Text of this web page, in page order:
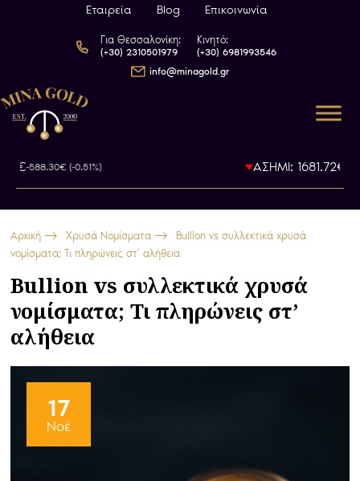
Εταιρεία Blog Επικοινωνία
Για Θεσσαλονίκη:
(+30) 2310501979
Κινητό:
(+30) 6981993546
info@minagold.gr
-588.30€ (-0.51%) ΑΣΗΜΙ: 1681.72€-18.07€
Αρχική Χρυσά Νομίσματα
Bullion vs συλλεκτικά χρυσά
νομίσματα; Τι πληρώνεις στ’ αλήθεια
Bullion vs συλλεκτικά χρυσά
νομίσματα; Τι πληρώνεις στ’
αλήθεια
17
Νοέ